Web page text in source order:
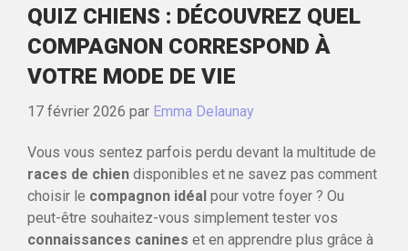
QUIZ CHIENS : DÉCOUVREZ QUEL
COMPAGNON CORRESPOND À
VOTRE MODE DE VIE
17 février 2026 par Emma Delaunay
Vous vous sentez parfois perdu devant la multitude de
races de chien disponibles et ne savez pas comment
choisir le compagnon idéal pour votre foyer ? Ou
peut-être souhaitez-vous simplement tester vos
connaissances canines et en apprendre plus grâce à